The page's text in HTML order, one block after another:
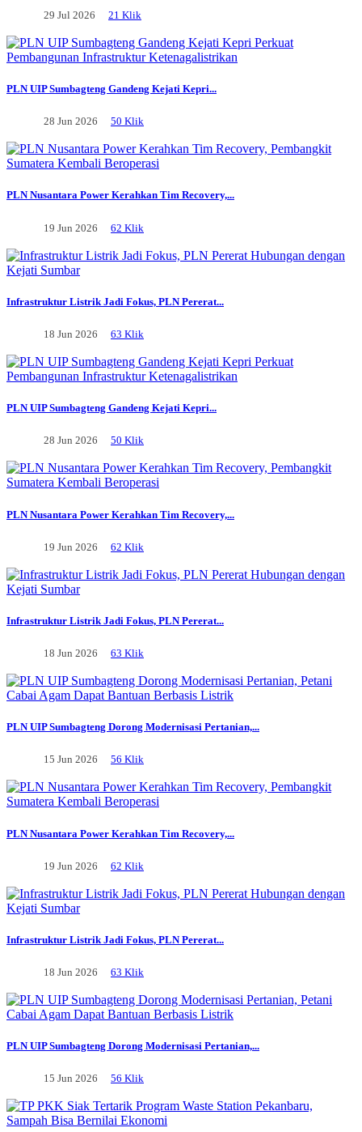
29 Jul 2026 21 Klik
PLN UIP Sumbagteng Gandeng Kejati Kepri...
28 Jun 2026 50 Klik
PLN Nusantara Power Kerahkan Tim Recovery,...
19 Jun 2026 62 Klik
Infrastruktur Listrik Jadi Fokus, PLN Pererat...
18 Jun 2026 63 Klik
PLN UIP Sumbagteng Gandeng Kejati Kepri...
28 Jun 2026 50 Klik
PLN Nusantara Power Kerahkan Tim Recovery,...
19 Jun 2026 62 Klik
Infrastruktur Listrik Jadi Fokus, PLN Pererat...
18 Jun 2026 63 Klik
PLN UIP Sumbagteng Dorong Modernisasi Pertanian,...
15 Jun 2026 56 Klik
PLN Nusantara Power Kerahkan Tim Recovery,...
19 Jun 2026 62 Klik
Infrastruktur Listrik Jadi Fokus, PLN Pererat...
18 Jun 2026 63 Klik
PLN UIP Sumbagteng Dorong Modernisasi Pertanian,...
15 Jun 2026 56 Klik